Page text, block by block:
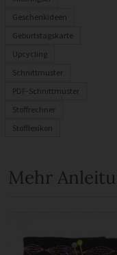
Geschenkideen
Geburtstagskarte
Upcycling
Schnittmuster
PDF-Schnittmuster
Stoffrechner
Stofflexikon
Mehr